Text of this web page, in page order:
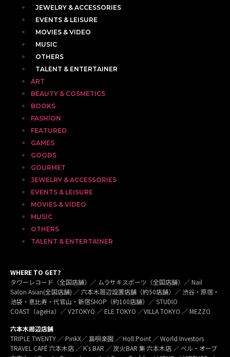
JEWELRY & ACCESSORIES
EVENTS & LEISURE
MOVIES & VIDEO
MUSIC
OTHERS
TALENT & ENTERTAINER
ART
BEAUTY & COSMETICS
BOOKS
FASHION
FEATURED
GAMES
GOODS
GOURMET
JEWELRY & ACCESSORIES
EVENTS & LEISURE
MOVIES & VIDEO
MUSIC
OTHERS
TALENT & ENTERTAINER
WHERE TO GET?
タワーレコード（全国店舗）／ ムラサキスポーツ（全国店舗）／ Nail
Salon Asian(全国店舗) ／ 六本木周辺設置店舗（約50店舗）／ 渋谷・原宿・
池袋・恵比寿・代官山・新宿SHOP（約100店舗）／ STUDIO
COAST（ageHa）／ V2TOKYO ／ ELE TOKYO ／VILLA TOKYO ／ MEZZO
六本木周辺店舗
TRIPLE TWENTY ／ PinkX／ 島唄楽園 ／ Holl Point ／ World Investors
TRAVEL CAFÉ 六本木店 ／ K’s BAR ／ 炭火BAR 集 六本木店 ／ ベル・オーブ